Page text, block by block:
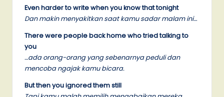
Even harder to write when you know that tonight
Dan makin menyakitkan saat kamu sadar malam ini…
There were people back home who tried talking to
you
…ada orang-orang yang sebenarnya peduli dan
mencoba ngajak kamu bicara.
But then you ignored them still